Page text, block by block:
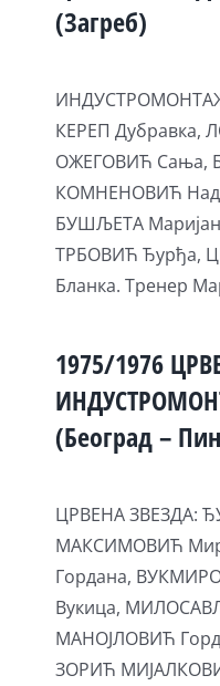
(Загреб)
КЕРЕП Дубравка,
ОЖЕГОВИЋ Сања,
КОМНЕНОВИЋ
БУШЉЕТА
ТРБОВИЋ Ђурђа,
Бланка. Тренер
1975/1976
(Београд –
ЦРВЕНА ЗВЕЗДА:
МАКСИМОВИЋ
Гордана,
Вукица,
МАНОЈЛОВИЋ
ЗОРИЋ